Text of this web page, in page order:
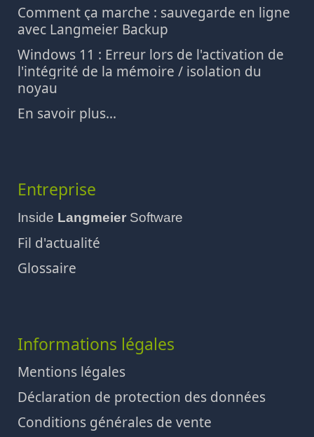
Comment ça marche : sauvegarde en ligne
avec Langmeier Backup
Windows 11 : Erreur lors de l'activation de
l'intégrité de la mémoire / isolation du
noyau
En savoir plus...
Entreprise
Inside Langmeier Software
Fil d'actualité
Glossaire
Informations légales
Mentions légales
Déclaration de protection des données
Conditions générales de vente